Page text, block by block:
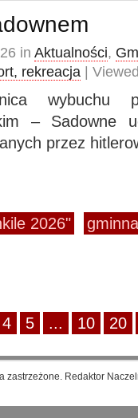
in Aktualności,
rekreacja |
wybuchu
– Sadowne
przez
2026"
4 5 ... 10 20
zastrzeżone. Redaktor